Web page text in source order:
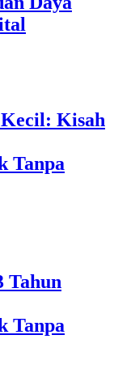
Kecil: Kisah
Tanpa
Tahun
Tanpa